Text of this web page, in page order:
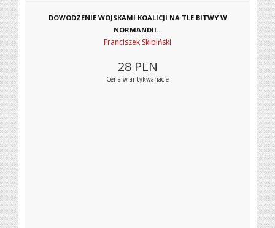
DOWODZENIE WOJSKAMI KOALICJI NA TLE BITWY W
NORMANDII...
Franciszek Skibiński
28 PLN
Cena w antykwariacie